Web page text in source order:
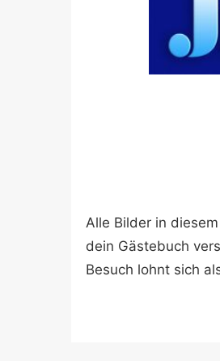
Alle Bilder in
dein Gästebuch
Besuch lohnt sich